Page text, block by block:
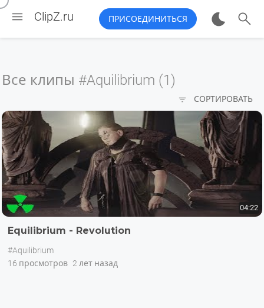
 ClipZ.ru ПРИСОЕДИНИТЬСЯ 
Все клипы #Aquilibrium (1)
 СОРТИРОВАТЬ
04:22
Equilibrium - Revolution
#Aquilibrium
16 просмотров 2 лет назад